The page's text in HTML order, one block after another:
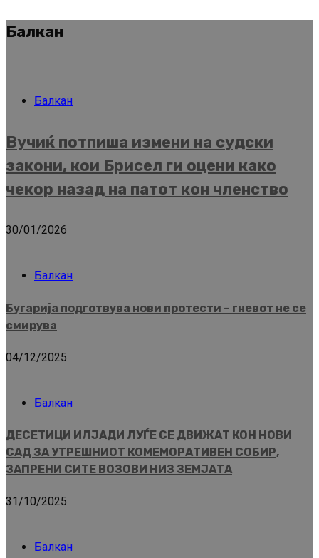
Балкан
Балкан
Вучиќ потпиша измени на судски
закони, кои Брисел ги оцени како
чекор назад на патот кон членство
30/01/2026
Балкан
Бугарија подготвува нови протести – гневот не се
смирува
04/12/2025
Балкан
ДЕСЕТИЦИ ИЛЈАДИ ЛУЃЕ СЕ ДВИЖАТ КОН НОВИ
САД ЗА УТРЕШНИОТ КОМЕМОРАТИВЕН СОБИР,
ЗАПРЕНИ СИТЕ ВОЗОВИ НИЗ ЗЕМЈАТА
31/10/2025
Балкан